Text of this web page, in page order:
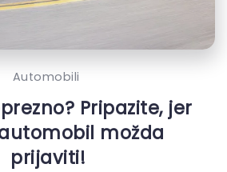
Automobili
Pripazite, jer
možda
prijaviti!